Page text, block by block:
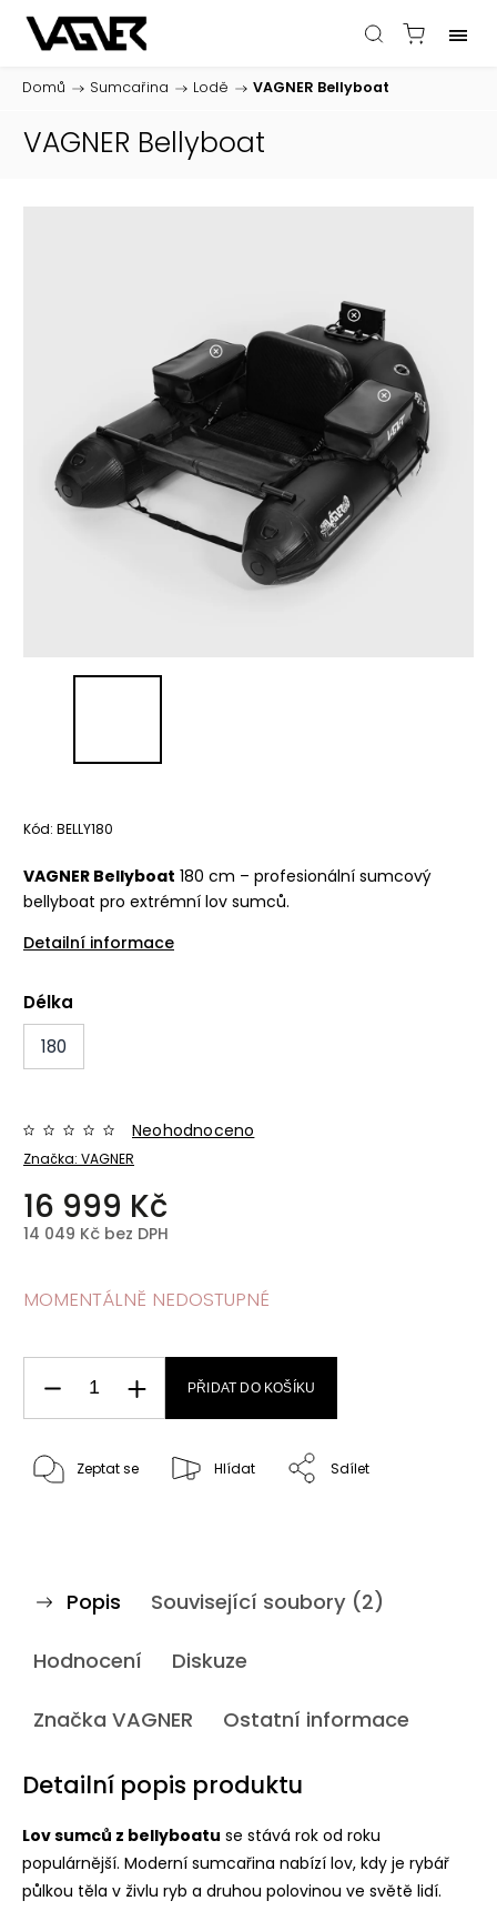
Domů / Sumcařina / Lodě / VAGNER Bellyboat
VAGNER Bellyboat
Kód: BELLY180
VAGNER Bellyboat 180 cm – profesionální sumcový
bellyboat pro extrémní lov sumců.
Detailní informace
Délka
180
Značka: VAGNER
Neohodnoceno
16 999 Kč
14 049 Kč bez DPH
MOMENTÁLNĚ NEDOSTUPNÉ
PŘIDAT DO KOŠÍKU
Zeptat se Hlídat Sdílet
Popis Související soubory (2)
Hodnocení Diskuze
Značka VAGNER Ostatní informace
Detailní popis produktu
Lov sumců z bellyboatu se stává rok od roku
populárnější. Moderní sumcařina nabízí lov, kdy je rybář
půlkou těla v živlu ryb a druhou polovinou ve světě lidí.